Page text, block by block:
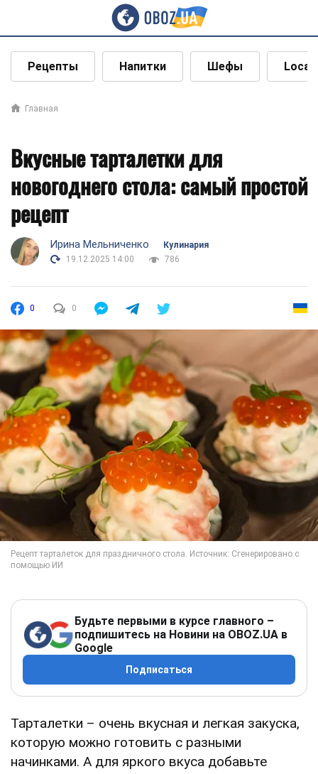
Рецепты Напитки Шефы Local
Главная
Вкусные тарталетки для
новогоднего стола: самый простой
рецепт
Ирина Мельниченко
Кулинария
19.12.2025 14:00
786
0 0
Будьте первыми в курсе главного –
подпишитесь на Новини на OBOZ.UA в
Google
Подписаться
Тарталетки – очень вкусная и легкая закуска,
которую можно готовить с разными
начинками. А для яркого вкуса добавьте